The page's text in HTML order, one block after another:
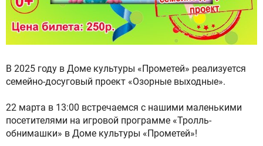
В 2025 году в Доме культуры «Прометей» реализуется
семейно-досуговый проект «Озорные выходные».
22 марта в 13:00 встречаемся с нашими маленькими
посетителями на игровой программе «Тролль-
обнимашки» в Доме культуры «Прометей»!